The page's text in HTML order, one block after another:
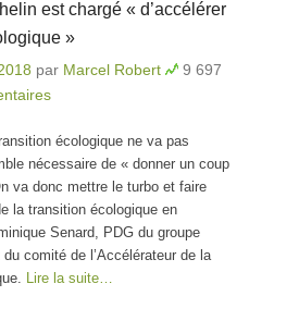
est chargé « d’accélérer
»
par Marcel Robert
9 697
écologique ne va pas
nécessaire de « donner un coup
va donc mettre le turbo et faire
la transition écologique en
Senard, PDG du groupe
comité de l’Accélérateur de la
Lire la suite…